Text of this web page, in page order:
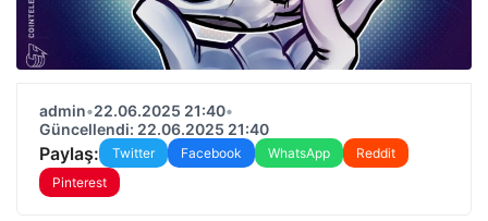
admin•22.06.2025 21:40•
Güncellendi: 22.06.2025 21:40
Paylaş: Twitter Facebook WhatsApp
Reddit
Pinterest